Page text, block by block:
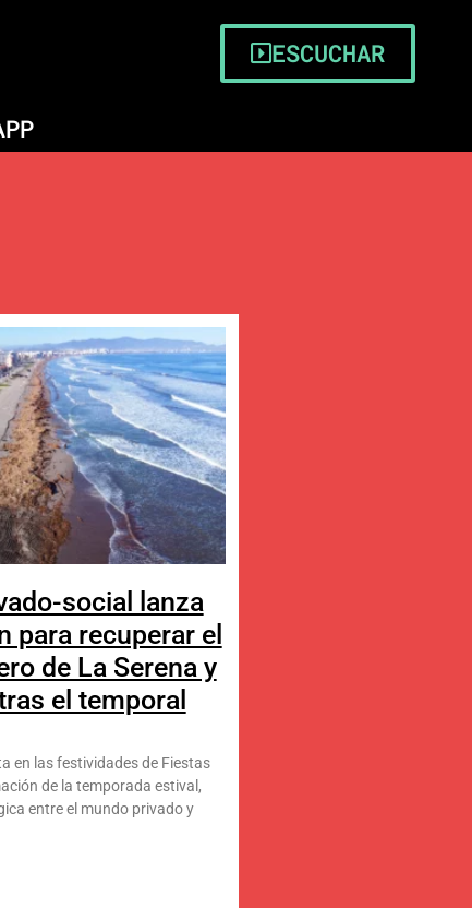
ESCUCHAR
social lanza
para recuperar el
de La Serena y
el temporal
en las festividades de Fiestas
de la temporada estival,
entre el mundo privado y